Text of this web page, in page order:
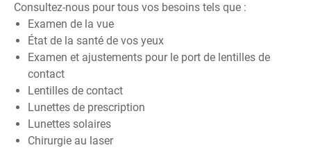
Consultez-nous pour tous vos besoins tels que :
Examen de la vue
État de la santé de vos yeux
Examen et ajustements pour le port de lentilles de
contact
Lentilles de contact
Lunettes de prescription
Lunettes solaires
Chirurgie au laser